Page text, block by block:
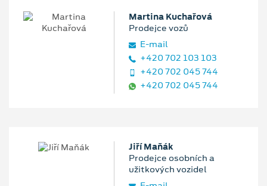
Martina Kuchařová
Prodejce vozů
E‑mail
+420 702 103 103
+420 702 045 744
+420 702 045 744
Jiří Maňák
Prodejce osobních a
užitkových vozidel